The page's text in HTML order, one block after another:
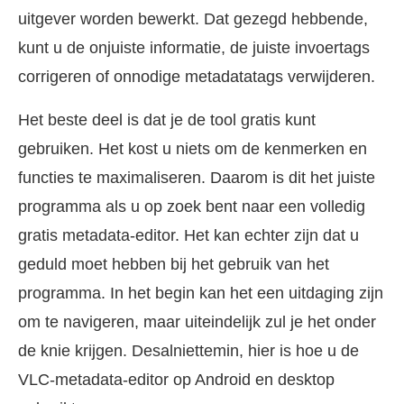
uitgever worden bewerkt. Dat gezegd hebbende,
kunt u de onjuiste informatie, de juiste invoertags
corrigeren of onnodige metadatatags verwijderen.
Het beste deel is dat je de tool gratis kunt
gebruiken. Het kost u niets om de kenmerken en
functies te maximaliseren. Daarom is dit het juiste
programma als u op zoek bent naar een volledig
gratis metadata-editor. Het kan echter zijn dat u
geduld moet hebben bij het gebruik van het
programma. In het begin kan het een uitdaging zijn
om te navigeren, maar uiteindelijk zul je het onder
de knie krijgen. Desalniettemin, hier is hoe u de
VLC-metadata-editor op Android en desktop